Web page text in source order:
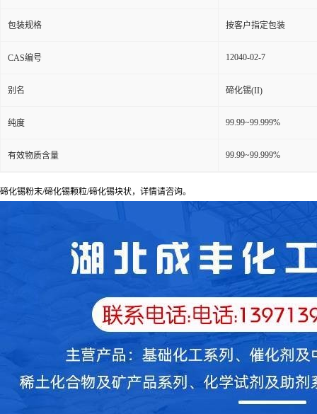
包装规格 按客户指定包装
CAS编号 12040-02-7
别名 碲化锡(II)
纯度 99.99~99.999%
有效物质含量 99.99~99.999%
碲化锡粉末/碲化锡颗粒/碲化锡块状，详情请咨询。